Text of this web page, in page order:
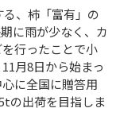
、柿「富有」の
に雨が少なく、カ
行ったことで小
11月8日から始まっ
に全国に贈答用
の出荷を目指しま